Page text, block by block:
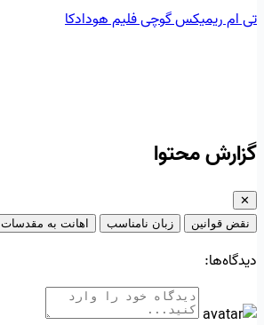
تی امریمیکسگوچی فلیمهودادکا
گزارش محتوا
✕
نقض قوانین
زبان نامناسب اهانت به مقدسات
دیدگاه‌ها: